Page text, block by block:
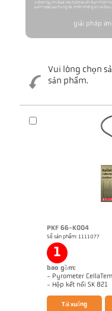
Video này chỉ được YouTube tải khi bạn nhấn
kiểm soát của chúng tôi. Thêm thông tin về
giải pháp
Vui lòng chọn
sản phẩm.
PKF 66-K004
Số sản phẩm: 1111077
1
bao gồm:
- Pyrometer
- Hộp kết nối SK 821
Brochure CellaTemp PK PKF
Tải xuống